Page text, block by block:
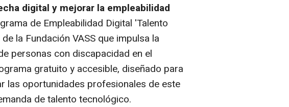
digital y mejorar la empleabilidad
de Empleabilidad Digital 'Talento
la Fundación VASS que impulsa la
personas con discapacidad en el
gratuito y accesible, diseñado para
las oportunidades profesionales de este
de talento tecnológico.